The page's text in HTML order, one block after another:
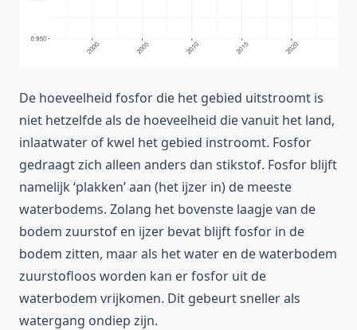
De hoeveelheid fosfor die het gebied uitstroomt is
niet hetzelfde als de hoeveelheid die vanuit het land,
inlaatwater of kwel het gebied instroomt. Fosfor
gedraagt zich alleen anders dan stikstof. Fosfor blijft
namelijk ‘plakken’ aan (het ijzer in) de meeste
waterbodems. Zolang het bovenste laagje van de
bodem zuurstof en ijzer bevat blijft fosfor in de
bodem zitten, maar als het water en de waterbodem
zuurstofloos worden kan er fosfor uit de
waterbodem vrijkomen. Dit gebeurt sneller als
watergang ondiep zijn.